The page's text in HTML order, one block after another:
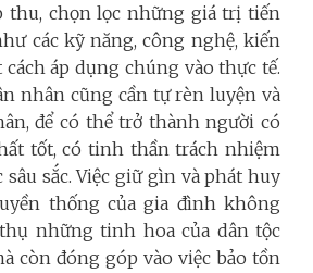
thu, chọn lọc những giá trị tiến
các kỹ năng, công nghệ, kiến
cách áp dụng chúng vào thực tế.
nhân cũng cần tự rèn luyện và
để có thể trở thành người có
tốt, có tinh thần trách nhiệm
sắc. Việc giữ gìn và phát huy
thống của gia đình không
những tinh hoa của dân tộc
còn đóng góp vào việc bảo tồn